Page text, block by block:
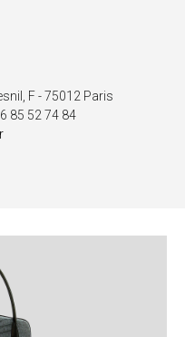
F - 75012 Paris
85 52 74 84